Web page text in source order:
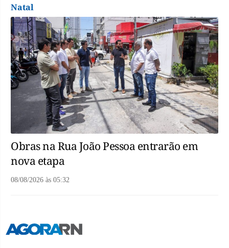
Natal
Obras na Rua João Pessoa entrarão em
nova etapa
08/08/2026 às 05:32